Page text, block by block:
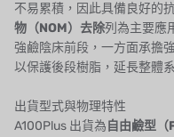
KATO
LECIP
ATS
不易累積，因此具備良好的
物（NOM）去除列為主要應
強鹼陰床前段，一方面承擔
以保護後段樹脂，延長整體
出貨型式與物理特性
A100Plus 出貨為自由鹼型（